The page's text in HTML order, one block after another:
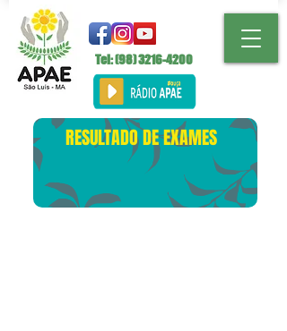
Tel: (98)3216-4200
RESULTADO DE EXAMES